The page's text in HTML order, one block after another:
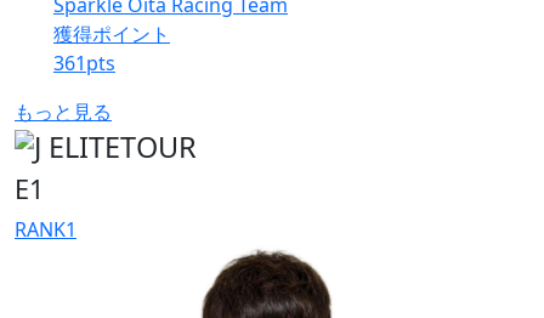
獲得ポイント
361pts
もっと見る
E1
RANK1